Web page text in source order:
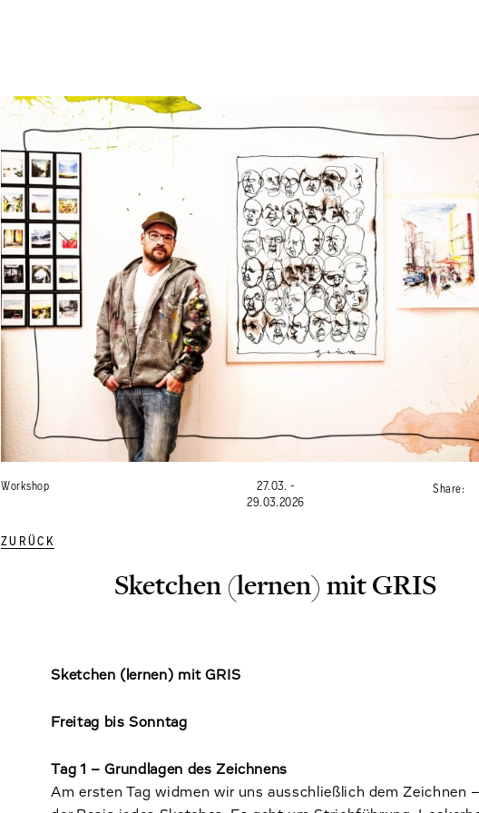
ZIMMER
DAS OTTMANNGUT
ESSEN UND TRINKEN
INFOS & SERVICES
Workshop
27.03. -
29.03.2026
Share:
ZURÜCK
Sketchen (lernen) mit GRIS
Sketchen (lernen) mit GRIS
Freitag bis Sonntag
Tag 1 – Grundlagen des Zeichnens
Am ersten Tag widmen wir uns ausschließlich dem Zeichnen